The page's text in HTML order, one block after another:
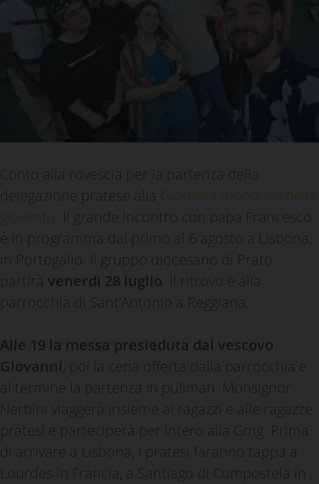
Conto alla rovescia per la partenza della
delegazione pratese alla Giornata mondiale della
gioventù . Il grande incontro con papa Francesco
è in programma dal primo al 6 agosto a Lisbona,
in Portogallo. Il gruppo diocesano di Prato
partirà venerdì 28 luglio . Il ritrovo è alla
parrocchia di Sant’Antonio a Reggiana.
Alle 19 la messa presieduta dal vescovo
Giovanni , poi la cena offerta dalla parrocchia e
al termine la partenza in pullman. Monsignor
Nerbini viaggerà insieme ai ragazzi e alle ragazze
pratesi e parteciperà per intero alla Gmg. Prima
di arrivare a Lisbona, i pratesi faranno tappa a
Lourdes in Francia, a Santiago di Compostela in